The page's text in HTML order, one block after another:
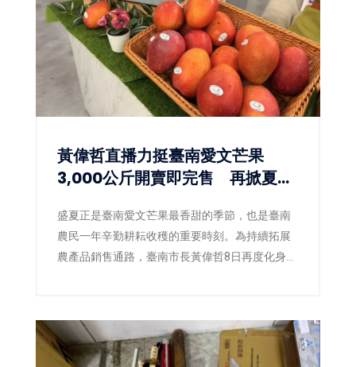
黃偉哲直播力挺臺南愛文芒果
3,000公斤開賣即完售 再掀夏日
盛夏正是臺南愛文芒果最香甜的季節，也是臺南
農民一年辛勤耕耘收穫的重要時刻。為持續拓展
農產品銷售通路，臺南市長黃偉哲8日再度化身
愛文芒果，以最直接的方式向全國消費者介紹來
自產地的新鮮美味。直播活動推出的3,000公斤愛
文芒果甫開賣便迅速銷售一空，再次展現臺南芒